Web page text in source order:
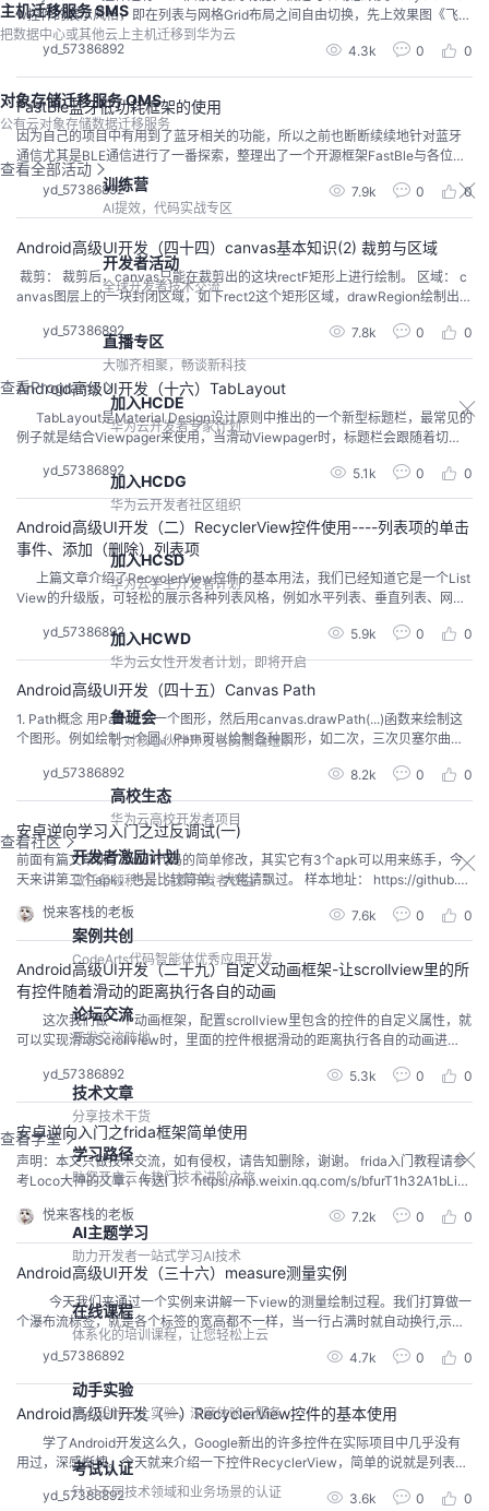
主机迁移服务 SMS
把数据中心或其他云上主机迁移到华为云
对象存储迁移服务 OMS
公有云对象存储数据迁移服务
查看全部活动
训练营
AI提效，代码实战专区
开发者活动
全球开发者技术交流
直播专区
大咖齐相聚，畅谈新科技
查看Programs
加入HCDE
华为云开发者专家计划
加入HCDG
华为云开发者社区组织
加入HCSD
华为云学生开发者计划
加入HCWD
华为云女性开发者计划，即将开启
鲁班会
针对核心伙伴开发者的高端组织
高校生态
华为云高校开发者项目
查看社区
开发者激励计划
做任务领积分，兑换开发者权益
案例共创
CodeArts代码智能体优秀应用开发
论坛交流
开发交流阵地
技术文章
分享技术干货
查看学堂
学习路径
助您开启云上热门技术进阶之旅
AI主题学习
助力开发者一站式学习AI技术
在线课程
体系化的培训课程，让您轻松上云
动手实验
精心设计云上实验，深度体验云服务
考试认证
针对不同技术领域和业务场景的认证
w控件的展示风格，即在列表与网格Grid布局之间自由切换，先上效果图《飞虎
队剧照》： 一、核心代码如下： 1. MainActivity.java package com.anyikan
g.volunteer.sos.recyclerview; import and...
yd_57386892 4.3k 0 0
FastBle蓝牙低功耗框架的使用
因为自己的项目中有用到了蓝牙相关的功能，所以之前也断断续续地针对蓝牙
通信尤其是BLE通信进行了一番探索，整理出了一个开源框架FastBle与各位分
享经验。 源码地址： https://github.com/Jasonchenlijian/FastBle 随着对Fast
Ble框架关注的人越来越多，与我讨论问题的小伙伴也多起来，所以整理了一篇
文章，详细介绍一下框架的...
yd_57386892 7.9k 0 0
Android高级UI开发（四十四）canvas基本知识(2) 裁剪与区域
裁剪： 裁剪后，canvas只能在裁剪出的这块rectF矩形上进行绘制。 区域： c
anvas图层上的一块封闭区域，如下rect2这个矩形区域，drawRegion绘制出这
ext;import android.graphics.B...
yd_57386892 7.8k 0 0
Android高级UI开发（十六）TabLayout
TabLayout是Material Design设计原则中推出的一个新型标题栏，最常见的
例子就是结合Viewpager来使用，当滑动Viewpager时，标题栏会跟随着切
容。 拒绝所谓的民间高手的自定义Tablayout滑动效果，让我们接受谷歌大牛
的稳定控件吧。 下面是Tablayout...
yd_57386892 5.1k 0 0
Android高级UI开发（二）RecyclerView控件使用----列表项的单击
事件、添加（删除）列表项
上篇文章介绍了RecyclerView控件的基本用法，我们已经知道它是一个List
View的升级版，可轻松的展示各种列表风格，例如水平列表、垂直列表、网格
有列表项的单击事件、添加列表项、删除列表项等。今天我们就着重讲解一下R
ecyclerView列表项的单击事件、添加列表项、删除列表项。 效果：...
yd_57386892 5.9k 0 0
Android高级UI开发（四十五）Canvas Path
1. Path概念 用Path定义一个图形，然后用canvas.drawPath(...)函数来绘制这
个图形。例如绘制一个圆。Path可以绘制各种图形，如二次，三次贝塞尔曲
xtends View { private Paint mPaint; public PathOpVi...
yd_57386892 8.2k 0 0
安卓逆向学习入门之过反调试(一)
前面有篇文章讲了 smail代码的简单修改，其实它有3个apk可以用来练手，今
天来讲第二个apk，也是比较简单，大佬请飘过。 样本地址： https://github.co
kable-Level2.apk 依然下载到手机并安装，打开看看...
悦来客栈的老板 7.6k 0 0
Android高级UI开发（二十九）自定义动画框架-让scrollview里的所
有控件随着滑动的距离执行各自的动画
这次我们做一个动画框架，配置scrollview里包含的控件的自定义属性，就
可以实现滑动Scrollview时，里面的控件根据滑动的距离执行各自的动画进
ton，TextView等。我们将给这些普通的系统控件配置自定义属性！看到这里是
不是觉得无法实现，因为系统的Image...
yd_57386892 5.3k 0 0
安卓逆向入门之frida框架简单使用
声明：本文只做技术交流，如有侵权，请告知删除，谢谢。 frida入门教程请参
考Loco大神的文章，传送门： https://mp.weixin.qq.com/s/bfurT1h32A1bLiB
已经安装java环境和jadx工具，样例是52破解里面的crakeme，链接如下： ...
悦来客栈的老板 7.2k 0 0
Android高级UI开发（三十六）measure测量实例
今天我们来通过一个实例来讲解一下view的测量绘制过程。我们打算做一
个瀑布流标签，就是各个标签的宽高都不一样，当一行占满时就自动换行,示意
布流标签是一行占满为止才换行。我们打算做一个自定义容器，这个容器内部
的各个子控件会自动按瀑布流标签的形式摆放，对各个子控件的类型没有要求...
yd_57386892 4.7k 0 0
Android高级UI开发（一）RecyclerView控件的基本使用
学了Android开发这么久，Google新出的许多控件在实际项目中几乎没有
用过，深感惭愧。今天就来介绍一下控件RecyclerView，简单的说就是列表控
件ListView的升级版，还是一个列表控件，只是性能和扩展性远远超过了ListVi
ew列表控件。这么好的升级版控件竟然没有使用到项目中，我这个开发人员的
yd_57386892 3.6k 0 0